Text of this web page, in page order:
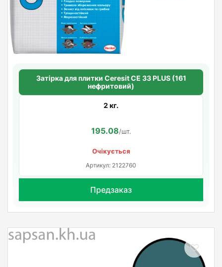
Затірка для плитки Ceresit СЕ 33 PLUS (161
нефритовий)
2 кг.
195.08/шт.
Очікується
Артикул: 2122760
Предзаказ